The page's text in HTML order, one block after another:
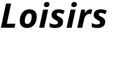
Loisirs